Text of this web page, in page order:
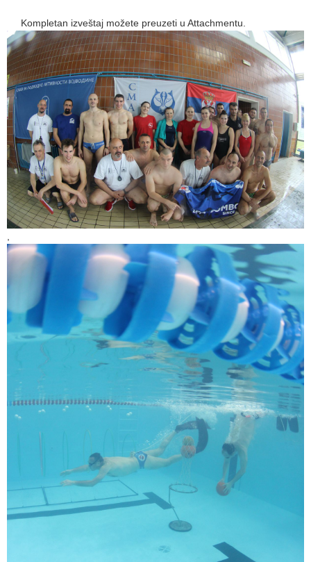
Kompletan izveštaj možete preuzeti u Attachmentu.